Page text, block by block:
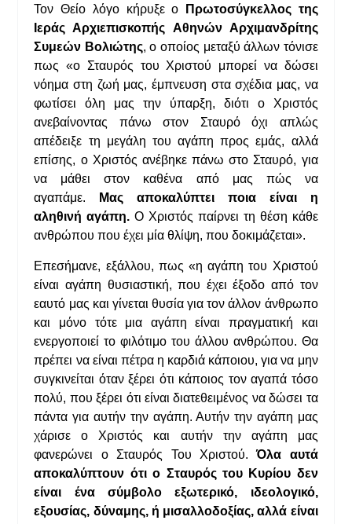
Τον Θείο λόγο κήρυξε ο Πρωτοσύγκελλος της
Ιεράς Αρχιεπισκοπής Αθηνών Αρχιμανδρίτης
Συμεών Βολιώτης, ο οποίος μεταξύ άλλων τόνισε
πως «ο Σταυρός του Χριστού μπορεί να δώσει
νόημα στη ζωή μας, έμπνευση στα σχέδια μας, να
φωτίσει όλη μας την ύπαρξη, διότι ο Χριστός
ανεβαίνοντας πάνω στον Σταυρό όχι απλώς
απέδειξε τη μεγάλη του αγάπη προς εμάς, αλλά
επίσης, ο Χριστός ανέβηκε πάνω στο Σταυρό, για
να μάθει στον καθένα από μας πώς να
αγαπάμε. Μας αποκαλύπτει ποια είναι η
αληθινή αγάπη. Ο Χριστός παίρνει τη θέση κάθε
ανθρώπου που έχει μία θλίψη, που δοκιμάζεται».
Επεσήμανε, εξάλλου, πως «η αγάπη του Χριστού
είναι αγάπη θυσιαστική, που έχει έξοδο από τον
εαυτό μας και γίνεται θυσία για τον άλλον άνθρωπο
και μόνο τότε μια αγάπη είναι πραγματική και
ενεργοποιεί το φιλότιμο του άλλου ανθρώπου. Θα
πρέπει να είναι πέτρα η καρδιά κάποιου, για να μην
συγκινείται όταν ξέρει ότι κάποιος τον αγαπά τόσο
πολύ, που ξέρει ότι είναι διατεθειμένος να δώσει τα
πάντα για αυτήν την αγάπη. Αυτήν την αγάπη μας
χάρισε ο Χριστός και αυτήν την αγάπη μας
φανερώνει ο Σταυρός Του Χριστού.Όλα αυτά
αποκαλύπτουν ότι ο Σταυρός του Κυρίου δεν
είναι ένα σύμβολο εξωτερικό, ιδεολογικό,
εξουσίας, δύναμης, ή μισαλλοδοξίας, αλλά είναι